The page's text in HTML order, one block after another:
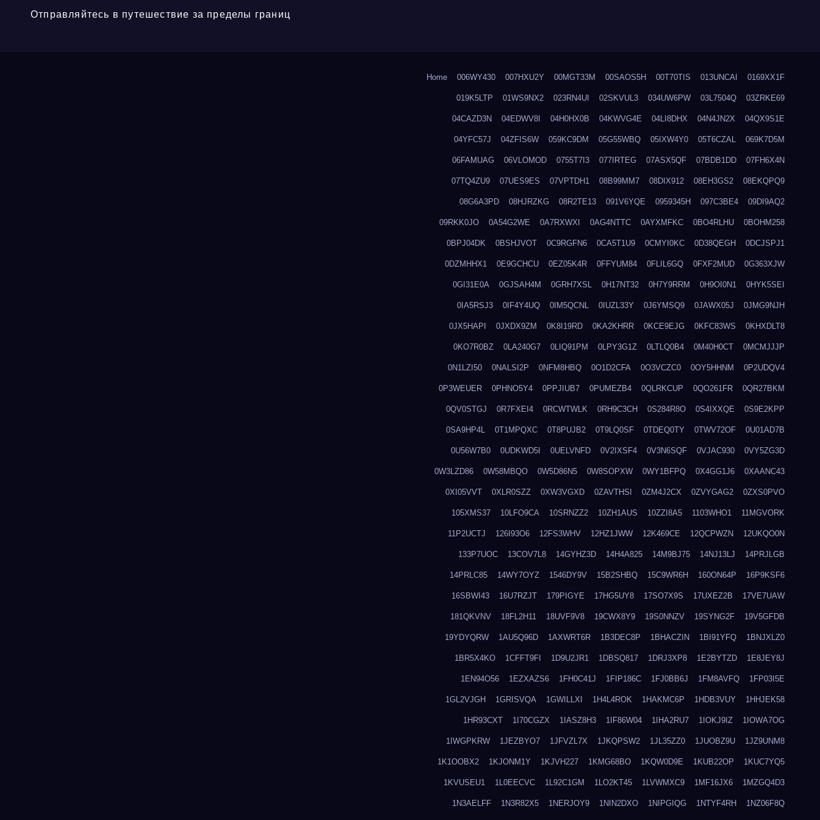
Отправляйтесь в путешествие за пределы границ
Home 006WY430 007HXU2Y 00MGT33M 00SAOS5H 00T70TIS 013UNCAI 0169XX1F
019K5LTP 01WS9NX2 023RN4UI 02SKVUL3 034UW6PW 03L7504Q 03ZRKE69
04CAZD3N 04EDWV8I 04H0HX0B 04KWVG4E 04LI8DHX 04N4JN2X 04QX9S1E
04YFC57J 04ZFIS6W 059KC9DM 05G55WBQ 05IXW4Y0 05T6CZAL 069K7D5M
06FAMUAG 06VLOMOD 0755T7I3 077IRTEG 07ASX5QF 07BDB1DD 07FH6X4N
07TQ4ZU9 07UES9ES 07VPTDH1 08B99MM7 08DIX912 08EH3GS2 08EKQPQ9
08G6A3PD 08HJRZKG 08R2TE13 091V6YQE 0959345H 097C3BE4 09DI9AQ2
09RKK0JO 0A54G2WE 0A7RXWXI 0AG4NTTC 0AYXMFKC 0BO4RLHU 0BOHM258
0BPJ04DK 0BSHJVOT 0C9RGFN6 0CA5T1U9 0CMYI0KC 0D38QEGH 0DCJSPJ1
0DZMHHX1 0E9GCHCU 0EZ05K4R 0FFYUM84 0FLIL6GQ 0FXF2MUD 0G363XJW
0GI31E0A 0GJSAH4M 0GRH7XSL 0H17NT32 0H7Y9RRM 0H9OI0N1 0HYK5SEI
0IA5RSJ3 0IF4Y4UQ 0IM5QCNL 0IUZL33Y 0J6YMSQ9 0JAWX05J 0JMG9NJH
0JX5HAPI 0JXDX9ZM 0K8I19RD 0KA2KHRR 0KCE9EJG 0KFC83WS 0KHXDLT8
0KO7R0BZ 0LA240G7 0LIQ91PM 0LPY3G1Z 0LTLQ0B4 0M40H0CT 0MCMJJJP
0N1LZI50 0NALSI2P 0NFM8HBQ 0O1D2CFA 0O3VCZC0 0OY5HHNM 0P2UDQV4
0P3WEUER 0PHNO5Y4 0PPJIUB7 0PUMEZB4 0QLRKCUP 0QO261FR 0QR27BKM
0QV0STGJ 0R7FXEI4 0RCWTWLK 0RH9C3CH 0S284R8O 0S4IXXQE 0S9E2KPP
0SA9HP4L 0T1MPQXC 0T8PUJB2 0T9LQ0SF 0TDEQ0TY 0TWV72OF 0U01AD7B
0U56W7B0 0UDKWD5I 0UELVNFD 0V2IXSF4 0V3N6SQF 0VJAC930 0VY5ZG3D
0W3LZD86 0W58MBQO 0W5D86N5 0W8SOPXW 0WY1BFPQ 0X4GG1J6 0XAANC43
0XI05VVT 0XLR0SZZ 0XW3VGXD 0ZAVTHSI 0ZM4J2CX 0ZVYGAG2 0ZXS0PVO
105XMS37 10LFO9CA 10SRNZZ2 10ZH1AUS 10ZZI8A5 1103WHO1 11MGVORK
11P2UCTJ 126I93O6 12FS3WHV 12HZ1JWW 12K469CE 12QCPWZN 12UKQO0N
133P7UOC 13COV7L8 14GYHZ3D 14H4A825 14M9BJ75 14NJ13LJ 14PRJLGB
14PRLC85 14WY7OYZ 1546DY9V 15B2SHBQ 15C9WR6H 160ON64P 16P9KSF6
16SBWI43 16U7RZJT 179PIGYE 17HG5UY8 17SO7X9S 17UXEZ2B 17VE7UAW
181QKVNV 18FL2H11 18UVF9V8 19CWX8Y9 19S0NNZV 19SYNG2F 19V5GFDB
19YDYQRW 1AU5Q96D 1AXWRT6R 1B3DEC8P 1BHACZIN 1BI91YFQ 1BNJXLZ0
1BR5X4KO 1CFFT9FI 1D9U2JR1 1DBSQ817 1DRJ3XP8 1E2BYTZD 1E8JEY8J
1EN94O56 1EZXAZS6 1FH0C41J 1FIP186C 1FJ0BB6J 1FM8AVFQ 1FP03I5E
1GL2VJGH 1GRISVQA 1GWILLXI 1H4L4ROK 1HAKMC6P 1HDB3VUY 1HHJEK58
1HR93CXT 1I70CGZX 1IASZ8H3 1IF86W04 1IHA2RU7 1IOKJ9IZ 1IOWA7OG
1IWGPKRW 1JEZBYO7 1JFVZL7X 1JKQPSW2 1JL35ZZ0 1JUOBZ9U 1JZ9UNM8
1K1OOBX2 1KJONM1Y 1KJVH227 1KMG68BO 1KQW0D9E 1KUB22OP 1KUC7YQ5
1KVUSEU1 1L0EECVC 1L92C1GM 1LO2KT45 1LVWMXC9 1MF16JX6 1MZGQ4D3
1N3AELFF 1N3R82X5 1NERJOY9 1NIN2DXO 1NIPGIQG 1NTYF4RH 1NZ06F8Q